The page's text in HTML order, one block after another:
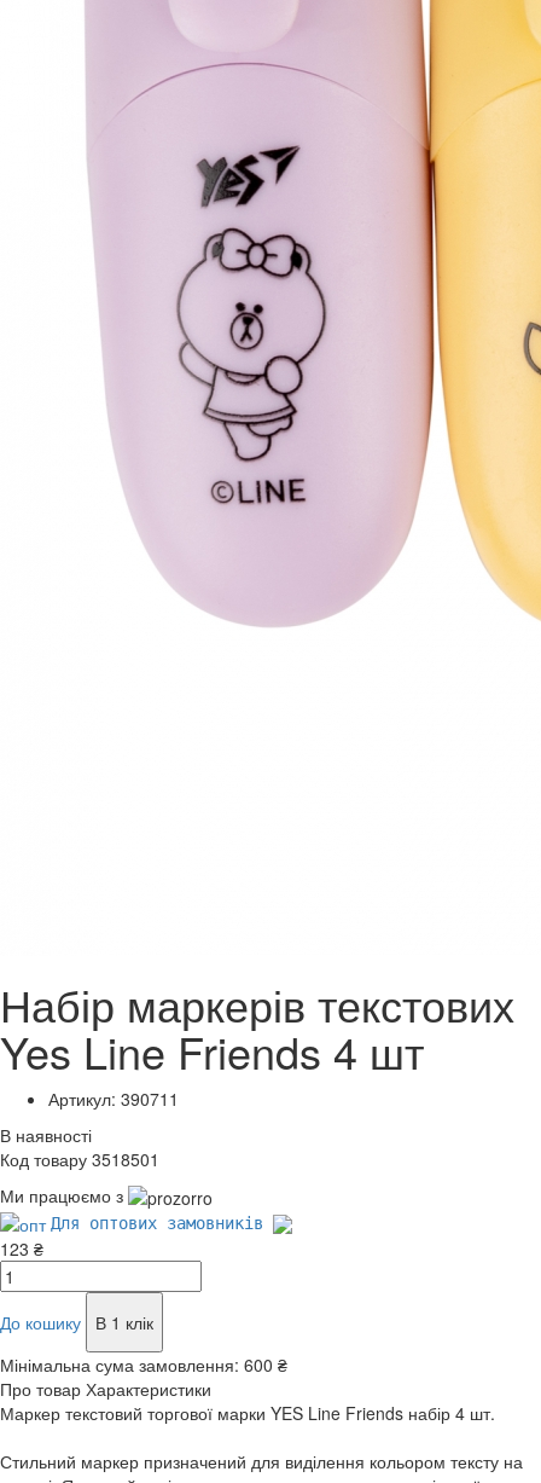
Набір маркерів текстових
Yes Line Friends 4 шт
Артикул: 390711
В наявності
Код товару 3518501
Ми працюємо з
Для оптових замовників
123 ₴
До кошику
В 1 клік
Мінімальна сума замовлення: 600 ₴
Про товар Характеристики
Маркер текстовий торгової марки YES Line Friends набір 4 шт.
Стильний маркер призначений для виділення кольором тексту на